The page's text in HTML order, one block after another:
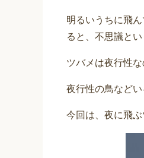
明るいうちに飛
ると、不思議と
ツバメは夜行性
夜行性の鳥など
今回は、夜に飛